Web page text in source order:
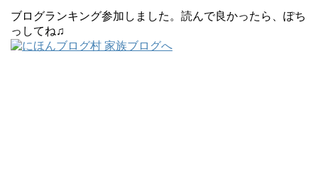
ブログランキング参加しました。読んで良かったら、ぽち
っしてね♫